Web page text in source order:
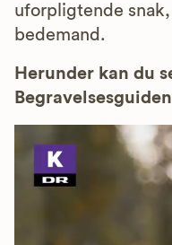
uforpligtende
bedemand.
Herunder kan du